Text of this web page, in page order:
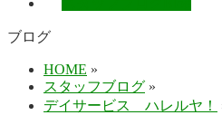
ブログ
HOME »
スタッフブログ »
デイサービス ハレルヤ！